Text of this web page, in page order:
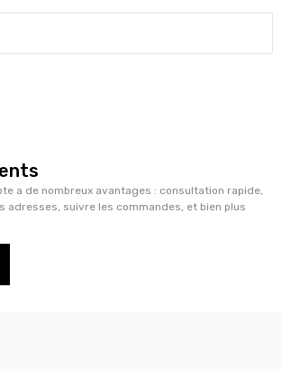
a de nombreux avantages : consultation rapide,
adresses, suivre les commandes, et bien plus